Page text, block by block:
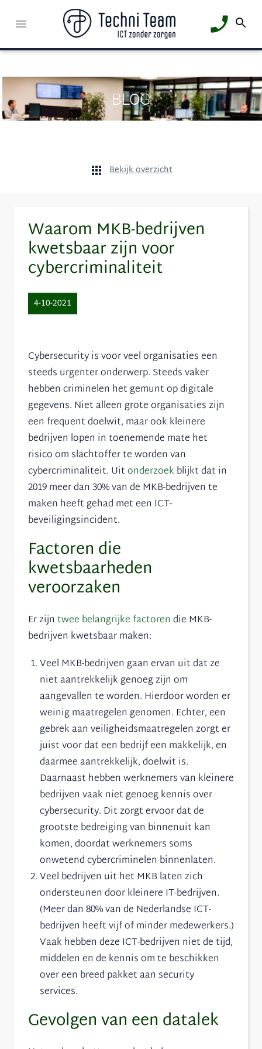
BLOG
Bekijk overzicht
Waarom MKB-bedrijven
kwetsbaar zijn voor
cybercriminaliteit
4-10-2021
Cybersecurity is voor veel organisaties een
steeds urgenter onderwerp. Steeds vaker
hebben criminelen het gemunt op digitale
gegevens. Niet alleen grote organisaties zijn
een frequent doelwit, maar ook kleinere
bedrijven lopen in toenemende mate het
risico om slachtoffer te worden van
cybercriminaliteit. Uitonderzoek blijkt dat in
2019 meer dan 30% van de MKB-bedrijven te
maken heeft gehad met een ICT-
beveiligingsincident.
Factoren die
kwetsbaarheden
veroorzaken
Er zijn twee belangrijke factoren die MKB-
bedrijven kwetsbaar maken:
Veel MKB-bedrijven gaan ervan uit dat ze
niet aantrekkelijk genoeg zijn om
aangevallen te worden. Hierdoor worden er
weinig maatregelen genomen. Echter, een
gebrek aan veiligheidsmaatregelen zorgt er
juist voor dat een bedrijf een makkelijk, en
daarmee aantrekkelijk, doelwit is.
Daarnaast hebben werknemers van kleinere
bedrijven vaak niet genoeg kennis over
cybersecurity. Dit zorgt ervoor dat de
grootste bedreiging van binnenuit kan
komen, doordat werknemers soms
onwetend cybercriminelen binnenlaten.
Veel bedrijven uit het MKB laten zich
ondersteunen door kleinere IT-bedrijven.
(Meer dan 80% van de Nederlandse ICT-
bedrijven heeft vijf of minder medewerkers.)
Vaak hebben deze ICT-bedrijven niet de tijd,
middelen en de kennis om te beschikken
over een breed pakket aan security
services.
Gevolgen van een datalek